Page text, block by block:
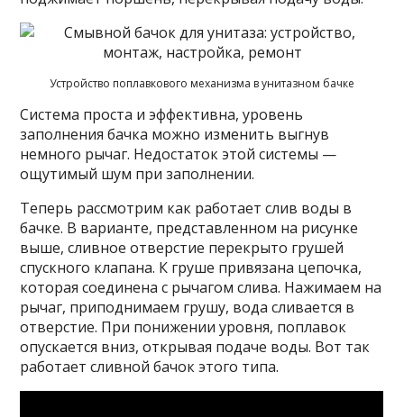
Устройство поплавкового механизма в унитазном бачке
Система проста и эффективна, уровень
заполнения бачка можно изменить выгнув
немного рычаг. Недостаток этой системы —
ощутимый шум при заполнении.
Теперь рассмотрим как работает слив воды в
бачке. В варианте, представленном на рисунке
выше, сливное отверстие перекрыто грушей
спускного клапана. К груше привязана цепочка,
которая соединена с рычагом слива. Нажимаем на
рычаг, приподнимаем грушу, вода сливается в
отверстие. При понижении уровня, поплавок
опускается вниз, открывая подаче воды. Вот так
работает сливной бачок этого типа.